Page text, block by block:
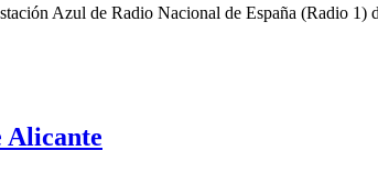
Azul de Radio Nacional de España (Radio
Alicante